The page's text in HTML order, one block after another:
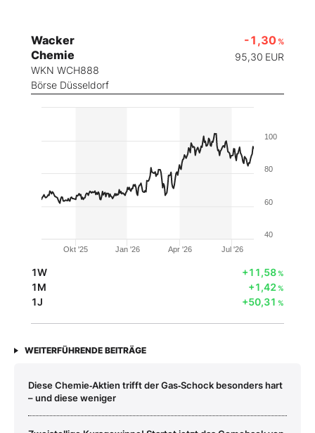
Wacker
Chemie
WKN WCH888
Börse Düsseldorf
-1,30 %
95,30 EUR
Okt '25 Jan '26 Apr '26 Jul '26
40
60
80
100
1W +11,58%
1M +1,42%
1J +50,31 %
WEITERFÜHRENDE BEITRÄGE
Diese Chemie‑Aktien trifft der Gas‑Schock besonders hart
– und diese weniger